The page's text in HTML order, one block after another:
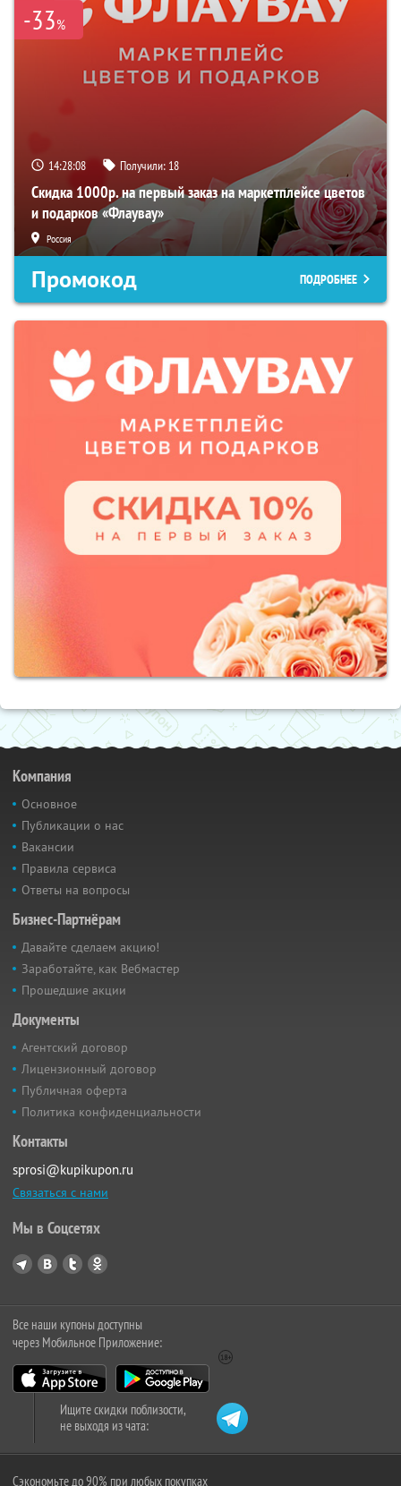
-33%
14:28:07 Получили: 18
Скидка 1000р. на первый заказ на маркетплейсе цветов
и подарков «Флаувау»
Россия
Промокод ПОДРОБНЕЕ
Компания
Основное
Публикации о нас
Вакансии
Правила сервиса
Ответы на вопросы
Бизнес-Партнёрам
Давайте сделаем акцию!
Заработайте, как Вебмастер
Прошедшие акции
Документы
Агентский договор
Лицензионный договор
Публичная оферта
Политика конфиденциальности
Контакты
sprosi@kupikupon.ru
Связаться с нами
Мы в Соцсетях
Все наши купоны доступны
через Мобильное Приложение:
Ищите скидки поблизости,
не выходя из чата:
Сэкономьте до 90% при любых покупках